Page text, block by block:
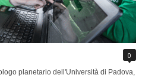
0
planetario dell'Università di Padova,